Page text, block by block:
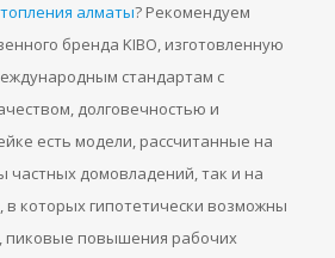
алматы? Рекомендуем
бренда KIBO, изготовленную
стандартам с
долговечностью и
есть модели, рассчитанные на
частных домовладений, так и на
в которых гипотетически возможны
пиковые повышения рабочих